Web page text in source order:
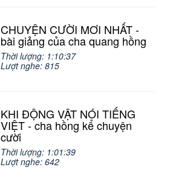
CHUYỆN CƯỜI MƠI NHẤT -
bài giảng của cha quang hồng
Thời lượng: 1:10:37
Lượt nghe: 815
KHI ĐỘNG VẬT NÓI TIẾNG
VIỆT - cha hồng kể chuyện
cười
Thời lượng: 1:01:39
Lượt nghe: 642